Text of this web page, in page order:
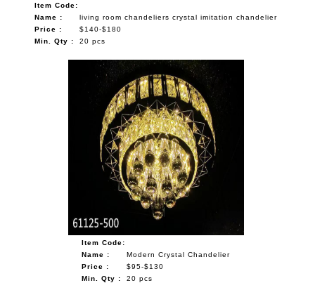
Item Code:
Name :
living room chandeliers crystal imitation chandelier
Price :
$140-$180
Min. Qty :
20 pcs
Item Code:
Name :
Modern Crystal Chandelier
Price :
$95-$130
Min. Qty :
20 pcs